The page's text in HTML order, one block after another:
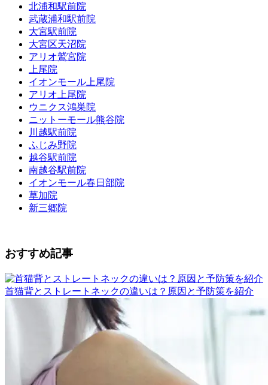
北浦和駅前院
武蔵浦和駅前院
大宮駅前院
大宮区天沼院
アリオ鷲宮院
上尾院
イオンモール上尾院
アリオ上尾院
ウニクス鴻巣院
ニットーモール熊谷院
川越駅前院
ふじみ野院
越谷駅前院
南越谷駅前院
イオンモール春日部院
草加院
新三郷院
おすすめ記事
首猫背とストレートネックの違いは？原因と予防策を紹介